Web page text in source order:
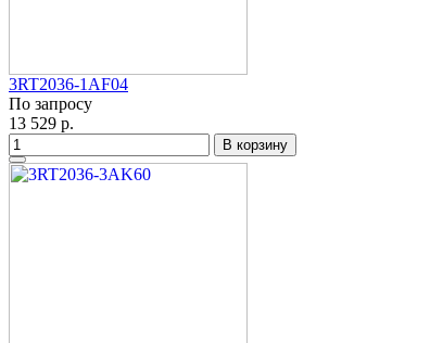
3RT2036-1AF04
По запросу
13 529 р.
В корзину